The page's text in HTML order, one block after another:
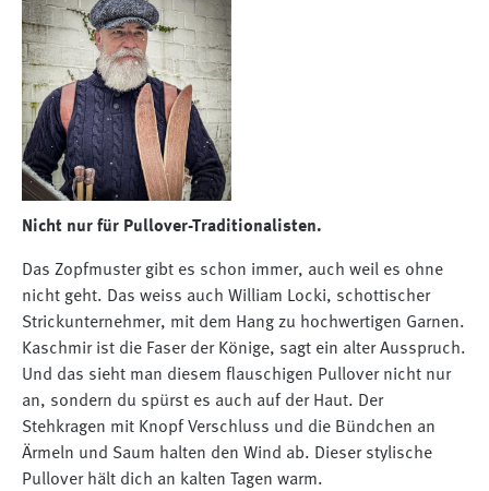
Nicht nur für Pullover-Traditionalisten.
Das Zopfmuster gibt es schon immer, auch weil es ohne
nicht geht. Das weiss auch William Locki, schottischer
Strickunternehmer, mit dem Hang zu hochwertigen Garnen.
Kaschmir ist die Faser der Könige, sagt ein alter Ausspruch.
Und das sieht man diesem flauschigen Pullover nicht nur
an, sondern du spürst es auch auf der Haut. Der
Stehkragen mit Knopf Verschluss und die Bündchen an
Ärmeln und Saum halten den Wind ab. Dieser stylische
Pullover hält dich an kalten Tagen warm.